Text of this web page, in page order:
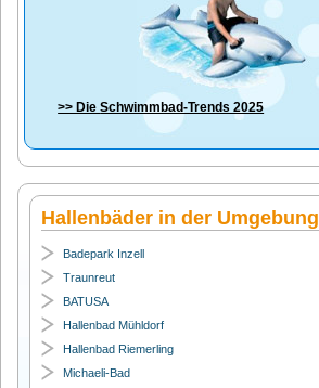
>> DieSchwimmbad-Trends 2025
Hallenbäder in der Umgebung
Badepark Inzell
Traunreut
BATUSA
Hallenbad Mühldorf
Hallenbad Riemerling
Michaeli-Bad